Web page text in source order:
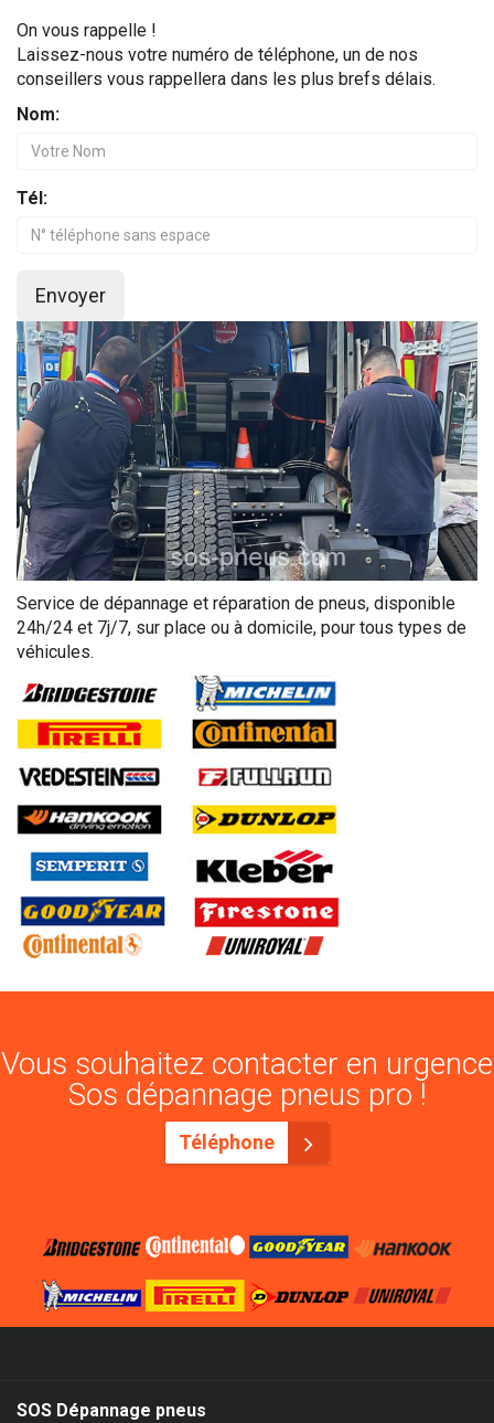
On vous rappelle !
Laissez-nous votre numéro de téléphone, un de nos
conseillers vous rappellera dans les plus brefs délais.
Nom:
Tél:
Envoyer
Service de dépannage et réparation de pneus, disponible
24h/24 et 7j/7, sur place ou à domicile, pour tous types de
véhicules.
Vous souhaitez contacter en urgence
Sos dépannage pneus pro !
Téléphone
SOS Dépannage pneus